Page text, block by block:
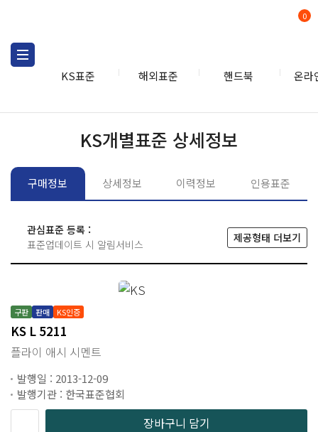
KS표준 해외표준 핸드북 온라
0
KS개별표준 상세정보
구매정보 상세정보 이력정보 인용표준
관심표준 등록 :
표준업데이트 시 알림서비스
제공형태 더보기
구판 판매 KS인증
KS L 5211
플라이 애시 시멘트
발행일 : 2013-12-09
발행기관 : 한국표준협회
장바구니 담기